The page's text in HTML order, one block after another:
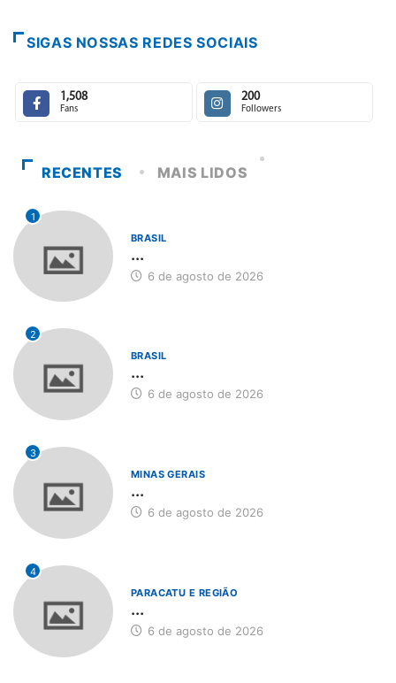
SIGAS NOSSAS REDES SOCIAIS
1,508
Fans
200
Followers
RECENTES MAIS LIDOS
1
BRASIL
...
6 de agosto de 2026
2
BRASIL
...
6 de agosto de 2026
3
MINAS GERAIS
...
6 de agosto de 2026
4
PARACATU E REGIÃO
...
6 de agosto de 2026